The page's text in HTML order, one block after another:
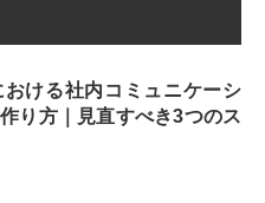
おける社内コミュニケーシ
り方｜見直すべき3つのス